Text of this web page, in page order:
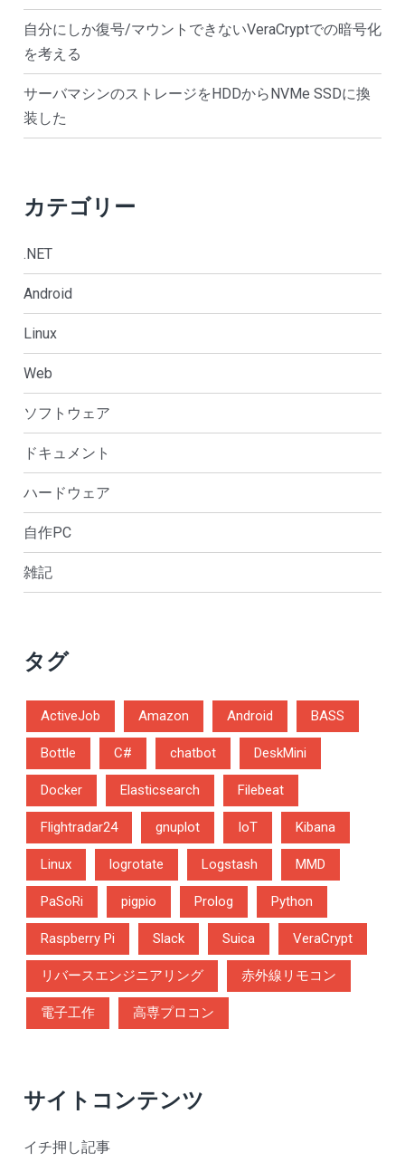
自分にしか復号/マウントできないVeraCryptでの暗号化
を考える
サーバマシンのストレージをHDDからNVMe SSDに換
装した
カテゴリー
.NET
Android
Linux
Web
ソフトウェア
ドキュメント
ハードウェア
自作PC
雑記
タグ
ActiveJob Amazon Android BASS
Bottle C# chatbot DeskMini
Docker Elasticsearch Filebeat
Flightradar24 gnuplot IoT Kibana
Linux logrotate Logstash MMD
PaSoRi pigpio Prolog Python
Raspberry Pi Slack Suica VeraCrypt
リバースエンジニアリング 赤外線リモコン
電子工作 高専プロコン
サイトコンテンツ
イチ押し記事